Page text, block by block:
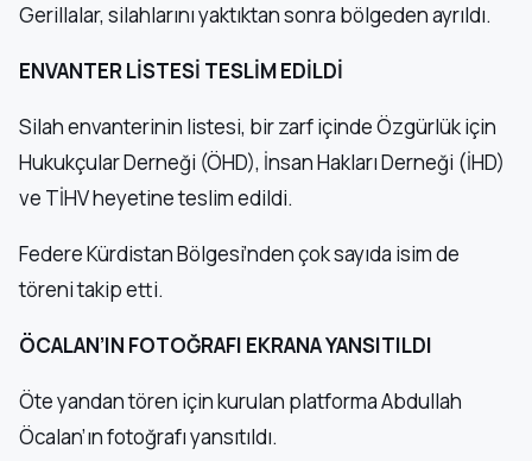
Gerillalar, silahlarını yaktıktan sonra bölgeden ayrıldı.
ENVANTER LİSTESİ TESLİM EDİLDİ
Silah envanterinin listesi, bir zarf içinde Özgürlük için
Hukukçular Derneği (ÖHD), İnsan Hakları Derneği (İHD)
ve TİHV heyetine teslim edildi.
Federe Kürdistan Bölgesi’nden çok sayıda isim de
töreni takip etti.
ÖCALAN’IN FOTOĞRAFI EKRANA YANSITILDI
Öte yandan tören için kurulan platforma Abdullah
Öcalan’ın fotoğrafı yansıtıldı.